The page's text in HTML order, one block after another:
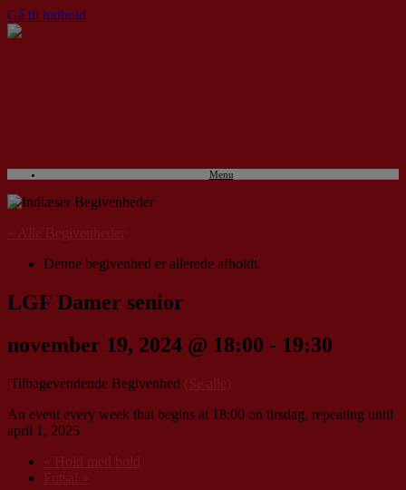
Gå til indhold
Menu
Denne begivenhed er allerede afholdt.
LGF Damer senior
november 19, 2024 @ 18:00 - 19:30
|Tilbagevendende Begivenhed
An event every week that begins at 18:00 on tirsdag, repeating until
april 1, 2025